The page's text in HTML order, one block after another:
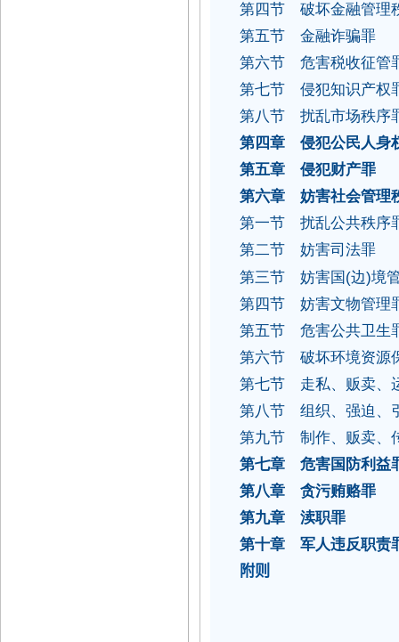
第四节 破坏金融管理
第五节 金融诈骗罪
第六节 危害税收征管
第七节 侵犯知识产权
第八节 扰乱市场秩序
第四章 侵犯公民人身
第五章 侵犯财产罪
第六章 妨害社会管理
第一节 扰乱公共秩序
第二节 妨害司法罪
第三节 妨害国 (边)境
第四节 妨害文物管理
第五节 危害公共卫生
第六节 破坏环境资源
第七节 走私、贩卖、
第八节 组织、强迫、
第九节 制作、贩卖、
第七章 危害国防利益
第八章 贪污贿赂罪
第九章 渎职罪
第十章 军人违反职责
附则